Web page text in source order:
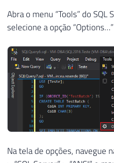
Abra o menu “Tools” do
selecione a opção “Options…”
Na tela de opções, navegue